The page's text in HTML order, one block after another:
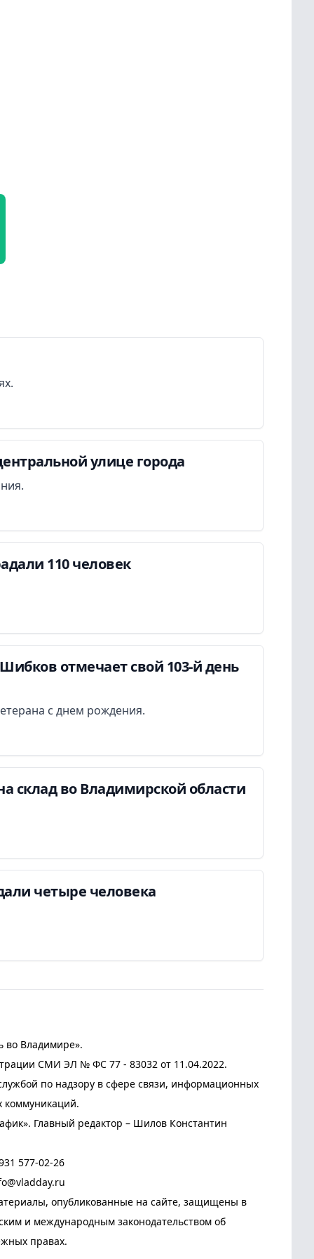
улице города
110 человек
отмечает свой 103-й день
с днем рождения.
склад во Владимирской области
четыре человека
во Владимире».
СМИ ЭЛ № ФС 77 - 83032 от 11.04.2022.
по надзору в сфере связи, информационных
коммуникаций.
Главный редактор – Шилов Константин
577-02-26
опубликованные на сайте, защищены в
и международным законодательством об
правах.